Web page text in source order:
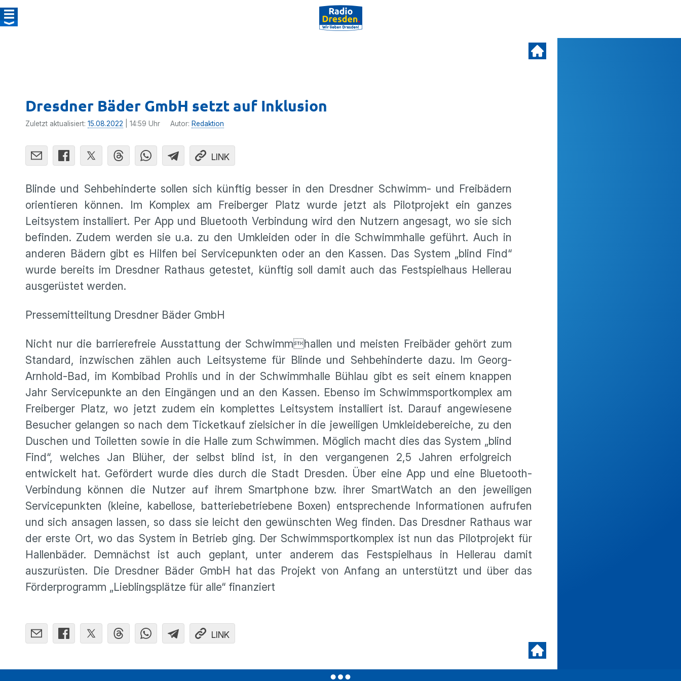
Dresdner Bäder GmbH setzt auf Inklusion
Zuletzt aktualisiert: 15.08.2022 | 14:59 Uhr Autor: Redaktion
LINK
Blinde und Sehbehinderte sollen sich künftig besser in den Dresdner Schwimm- und Freibädern
orientieren können. Im Komplex am Freiberger Platz wurde jetzt als Pilotprojekt ein ganzes
Leitsystem installiert. Per App und Bluetooth Verbindung wird den Nutzern angesagt, wo sie sich
befinden. Zudem werden sie u.a. zu den Umkleiden oder in die Schwimmhalle geführt. Auch in
anderen Bädern gibt es Hilfen bei Servicepunkten oder an den Kassen. Das System „blind Find“
wurde bereits im Dresdner Rathaus getestet, künftig soll damit auch das Festspielhaus Hellerau
ausgerüstet werden.
Pressemitteiltung Dresdner Bäder GmbH
Nicht nur die barrierefreie Ausstattung der Schwimmhallen und meisten Freibäder gehört zum
Standard, inzwischen zählen auch Leitsysteme für Blinde und Sehbehinderte dazu. Im Georg-
Arnhold-Bad, im Kombibad Prohlis und in der Schwimmhalle Bühlau gibt es seit einem knappen
Jahr Servicepunkte an den Eingängen und an den Kassen. Ebenso im Schwimmsportkomplex am
Freiberger Platz, wo jetzt zudem ein komplettes Leitsystem installiert ist. Darauf angewiesene
Besucher gelangen so nach dem Ticketkauf zielsicher in die jeweiligen Umkleidebereiche, zu den
Duschen und Toiletten sowie in die Halle zum Schwimmen. Möglich macht dies das System „blind
Find“, welches Jan Blüher, der selbst blind ist, in den vergangenen 2,5 Jahren erfolgreich
entwickelt hat. Gefördert wurde dies durch die Stadt Dresden. Über eine App und eine Bluetooth-
Verbindung können die Nutzer auf ihrem Smartphone bzw. ihrer SmartWatch an den jeweiligen
Servicepunkten (kleine, kabellose, batteriebetriebene Boxen) entsprechende Informationen aufrufen
und sich ansagen lassen, so dass sie leicht den gewünschten Weg finden. Das Dresdner Rathaus war
der erste Ort, wo das System in Betrieb ging. Der Schwimmsportkomplex ist nun das Pilotprojekt für
Hallenbäder. Demnächst ist auch geplant, unter anderem das Festspielhaus in Hellerau damit
auszurüsten. Die Dresdner Bäder GmbH hat das Projekt von Anfang an unterstützt und über das
Förderprogramm „Lieblingsplätze für alle“ finanziert
LINK